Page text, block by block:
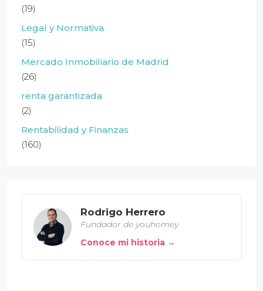
(19)
Legal y Normativa
(15)
Mercado Inmobiliario de Madrid
(26)
renta garantizada
(2)
Rentabilidad y Finanzas
(160)
Rodrigo Herrero
Fundador de youhomey
Conoce mi historia →